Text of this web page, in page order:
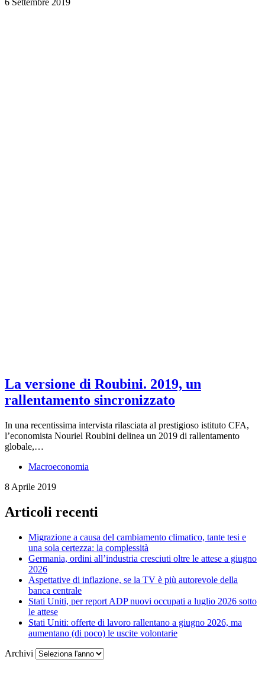
6 Settembre 2019
La versione di Roubini. 2019, un
rallentamento sincronizzato
In una recentissima intervista rilasciata al prestigioso istituto CFA,
l’economista Nouriel Roubini delinea un 2019 di rallentamento
globale,…
Macroeconomia
8 Aprile 2019
Articoli recenti
Migrazione a causa del cambiamento climatico, tante tesi e
una sola certezza: la complessità
Germania, ordini all’industria cresciuti oltre le attese a giugno
2026
Aspettative di inflazione, se la TV è più autorevole della
banca centrale
Stati Uniti, per report ADP nuovi occupati a luglio 2026 sotto
le attese
Stati Uniti: offerte di lavoro rallentano a giugno 2026, ma
aumentano (di poco) le uscite volontarie
Archivi